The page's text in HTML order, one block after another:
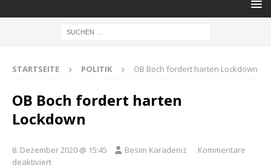
STARTSEITE POLITIK OB Boch fordert harten Lockdown
OB Boch fordert harten
Lockdown
8. Dezember 2020 @ 15:45 Besim Karadeniz
Kommentare
deaktiviert